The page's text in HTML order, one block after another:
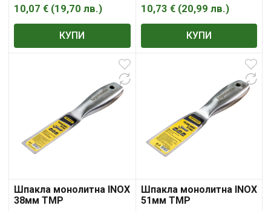
10,07 € (19,70 лв.)
КУПИ
10,73 € (20,99 лв.)
КУПИ
Шпакла монолитна INOX
38мм TMP
Шпакла монолитна INOX
51мм TMP